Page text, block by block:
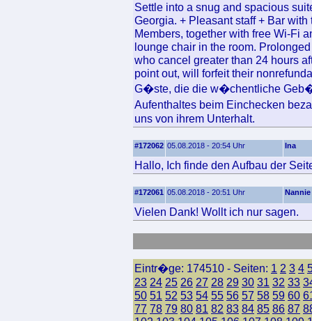
Settle into a snug and spacious
Georgia. + Pleasant staff + Bar
Members, together with free Wi-Fi
lounge chair in the room.
who cancel greater than 24 hours
point out, will forfeit their
G�ste, die die w�chentliche
Aufenthaltes beim Einchecken
uns von ihrem Unterhalt.
#172062 05.08.2018 - 20:54 Uhr Ina
Hallo, Ich finde den Aufbau der
#172061 05.08.2018 - 20:51 Uhr Nannie
Vielen Dank! Wollt ich nur sagen.
Eintr�ge: 174510 - Seiten: 1 2 3 4
23 24 25 26 27 28 29 30 31 32 33
50 51 52 53 54 55 56 57 58 59 60
77 78 79 80 81 82 83 84 85 86 87